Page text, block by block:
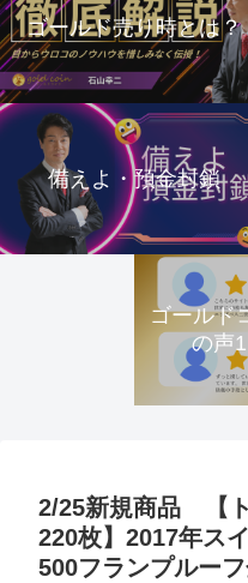
ゴールド売り時とは？
備えよ・預金封鎖
ゴール
の声
2/25新規商品 【
220枚】2017年ス
500フランプルー